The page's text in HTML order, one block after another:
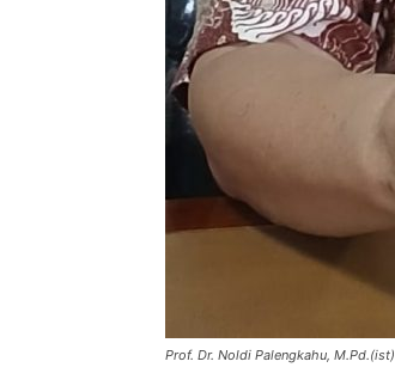
Prof. Dr. Noldi Palengkahu, M.Pd.(ist)